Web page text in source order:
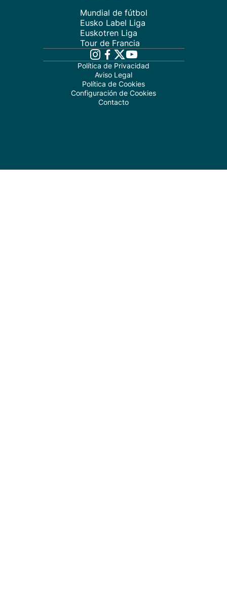
Mundial de fútbol
Eusko Label Liga
Euskotren Liga
Tour de Francia
Política de Privacidad
Aviso Legal
Política de Cookies
Configuración de Cookies
Contacto